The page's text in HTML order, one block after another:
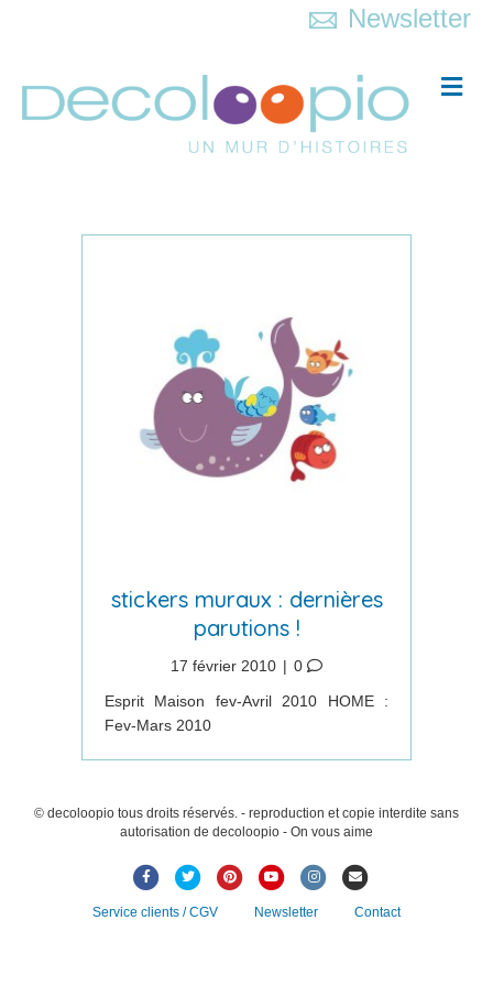
Newsletter
stickers muraux : dernières
parutions !
17 février 2010 | 0
Esprit Maison fev-Avril 2010 HOME :
Fev-Mars 2010
© decoloopio tous droits réservés. - reproduction et copie interdite sans
autorisation de decoloopio - On vous aime
FacebookTwitter PinterestYoutubeInstagramEmail
Service clients / CGV Newsletter Contact